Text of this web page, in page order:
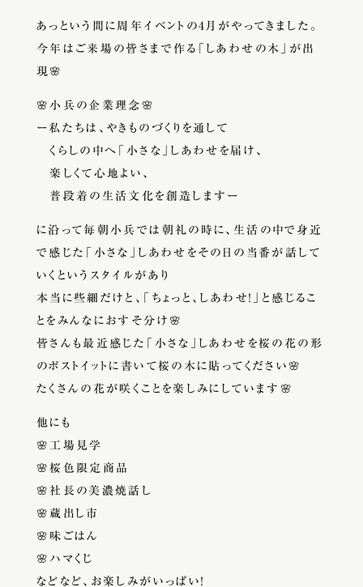
あっという間に周年イベントの4月がやってきました。
今年はご来場の皆さまで作る「しあわせの木」が出
現🌸
🌸小兵の企業理念🌸
ー私たちは、やきものづくりを通して
くらしの中へ「小さな」しあわせを届け、
楽しくて心地よい、
普段着の生活文化を創造しますー
に沿って毎朝小兵では朝礼の時に、生活の中で身近
で感じた「小さな」しあわせをその日の当番が話して
いくというスタイルがあり
本当に些細だけと、「ちょっと、しあわせ！」と感じるこ
とをみんなにおすそ分け🌸
皆さんも最近感じた「小さな」しあわせを桜の花の形
のポストイットに書いて桜の木に貼ってください🌸
たくさんの花が咲くことを楽しみにしています🌸
他にも
🌸工場見学
🌸桜色限定商品
🌸社長の美濃焼話し
🌸蔵出し市
🌸味ごはん
🌸ハマくじ
などなど、お楽しみがいっぱい！